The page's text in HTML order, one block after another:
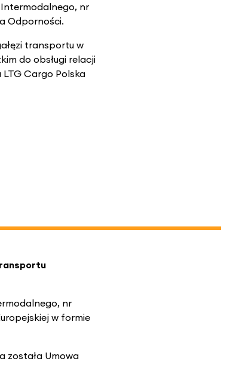
nr
Odporności.
transportu w
do obsługi relacji
Cargo Polska
nr
w formie
została Umowa